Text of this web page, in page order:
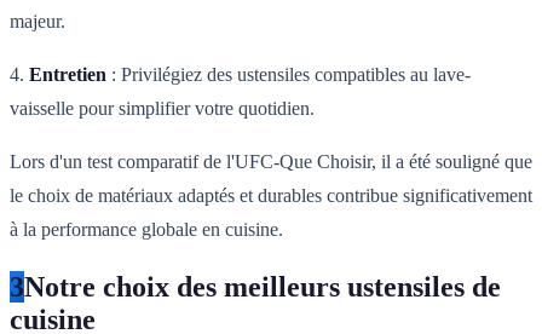
majeur.
4. Entretien : Privilégiez des ustensiles compatibles au lave-
vaisselle pour simplifier votre quotidien.
Lors d'un test comparatif de l'UFC-Que Choisir, il a été souligné que
le choix de matériaux adaptés et durables contribue significativement
à la performance globale en cuisine.
3Notre choix des meilleurs ustensiles de
cuisine